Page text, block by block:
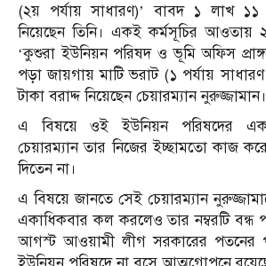
(২য় পর্যায় সাধারণ)’ বাবদ ১ লাখ ১১
নিয়েছেন তিনি। একই কর্মসূচির আওতায়
‘কুশুরা ইউনিয়ন পরিষদ ও ভূমি অফিস
পড়া জায়গায় মাটি ভরাট (১ পর্যায়
টাকা বরাদ্দ নিয়েছেন চেয়ারম্যান নুরুজ্জামান।
এ বিষয়ে ওই ইউনিয়ন পরিষদের
চেয়ারম্যান তার নিজের ইচ্ছামতো কাজ
দিতেন না।
এ বিষয়ে জানতে সেই চেয়ারম্যান
একাধিকবার কল করলেও তার নম্বরটি বন্ধ
আগস্ট আওয়ামী লীগ সরকারের পতনের